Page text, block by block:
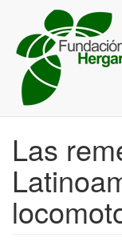
contenido
principal
Las